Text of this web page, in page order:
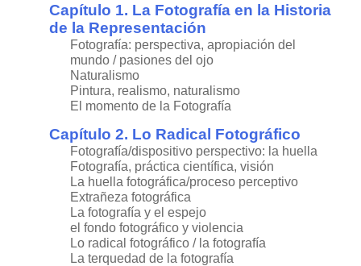
Capítulo 1. La Fotografía en la Historia
de la Representación
Fotografía: perspectiva, apropiación del
mundo / pasiones del ojo
Naturalismo
Pintura, realismo, naturalismo
El momento de la Fotografía
Capítulo 2. Lo Radical Fotográfico
Fotografía/dispositivo perspectivo: la huella
Fotografía, práctica científica, visión
La huella fotográfica/proceso perceptivo
Extrañeza fotográfica
La fotografía y el espejo
el fondo fotográfico y violencia
Lo radical fotográfico / la fotografía
La terquedad de la fotografía